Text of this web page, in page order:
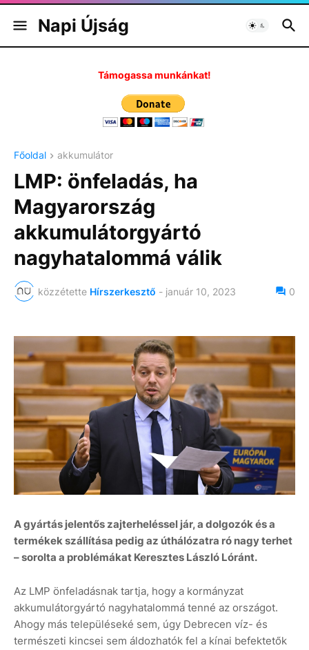
Napi Újság
Támogassa munkánkat!
Főoldal akkumulátor
LMP: önfeladás, ha
Magyarország
akkumulátorgyártó
nagyhatalommá válik
közzétette Hírszerkesztő - január 10, 2023 0
A gyártás jelentős zajterheléssel jár, a dolgozók és a
termékek szállítása pedig az úthálózatra ró nagy terhet
– sorolta a problémákat Keresztes László Lóránt.
Az LMP önfeladásnak tartja, hogy a kormányzat
akkumulátorgyártó nagyhatalommá tenné az országot.
Ahogy más településeké sem, úgy Debrecen víz- és
természeti kincsei sem áldozhatók fel a kínai befektetők